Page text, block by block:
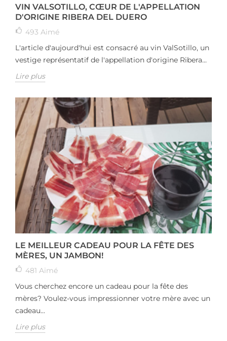
VIN VALSOTILLO, CŒUR DE L'APPELLATION
D'ORIGINE RIBERA DEL DUERO
493 Aimé
L'article d'aujourd'hui est consacré au vin ValSotillo, un
vestige représentatif de l'appellation d'origine Ribera...
Lire plus
LE MEILLEUR CADEAU POUR LA FÊTE DES
MÈRES, UN JAMBON!
481 Aimé
Vous cherchez encore un cadeau pour la fête des
mères? Voulez-vous impressionner votre mère avec un
cadeau...
Lire plus